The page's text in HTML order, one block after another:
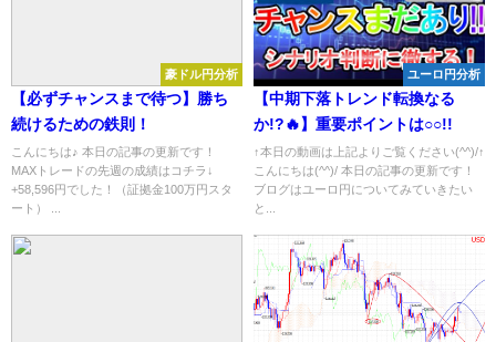
豪ドル円分析
【必ずチャンスまで待つ】勝ち
続けるための鉄則！
こんにちは♪ 本日の記事の更新です！
MAXトレードの先週の成績はコチラ↓
+58,596円でした！（証拠金100万円スタ
ート） ...
ユーロ円分析
【中期下落トレンド転換なる
か!?🔥】重要ポイントは○○!!
↑本日の動画は上記よりご覧ください(^^)/↑
こんにちは(^^)/ 本日の記事の更新です！
ブログはユーロ円についてみていきたい
と...